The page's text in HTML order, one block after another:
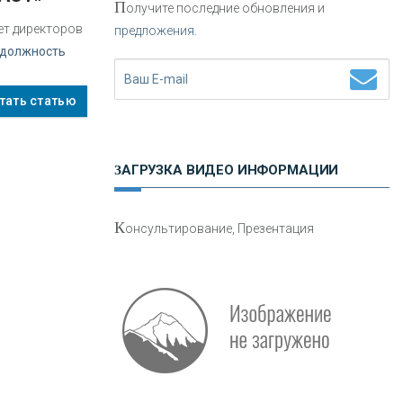
директоров
статью
Нетворкинг для предпринимателей
авто
Получите последние обновления и
предложения.
ЗАГРУЗКА ВИДЕО ИНФОРМАЦИИ
Консультирование, Презентация